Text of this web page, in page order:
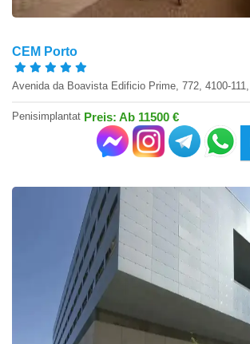
CEM Porto
Avenida da Boavista Edificio Prime, 772, 4100-
Penisimplantat Preis: Ab 11500 €